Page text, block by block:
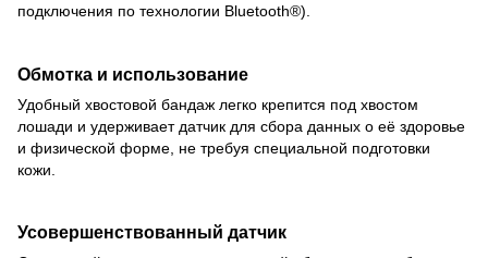
подключения по технологии Bluetooth®).
Обмотка и использование
Удобный хвостовой бандаж легко крепится под хвостом
лошади и удерживает датчик для сбора данных о её здоровье
и физической форме, не требуя специальной подготовки
кожи.
Усовершенствованный датчик